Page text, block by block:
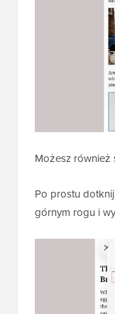
Możesz
Po prostu
górnym rogu i